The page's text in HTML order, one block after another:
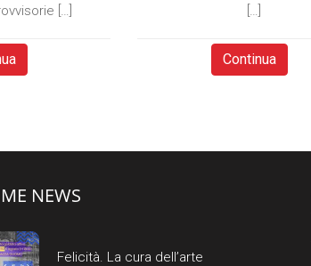
[…]
Continua
NEWS
Felicità. La cura dell’arte